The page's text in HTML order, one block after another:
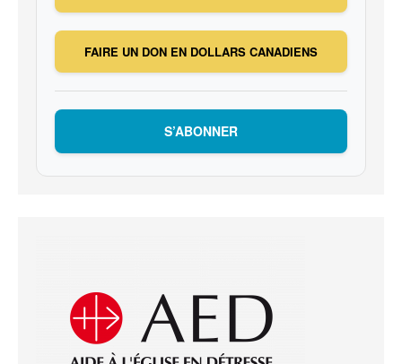
FAIRE UN DON EN DOLLARS CANADIENS
S’ABONNER